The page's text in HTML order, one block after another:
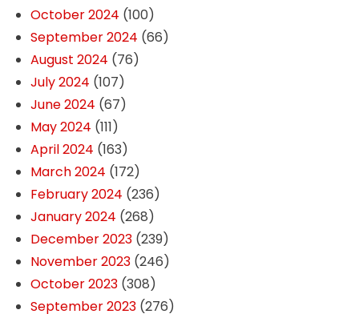
October 2024 (100)
September 2024 (66)
August 2024 (76)
July 2024 (107)
June 2024 (67)
May 2024 (111)
April 2024 (163)
March 2024 (172)
February 2024 (236)
January 2024 (268)
December 2023(239)
November 2023(246)
October 2023(308)
September 2023(276)